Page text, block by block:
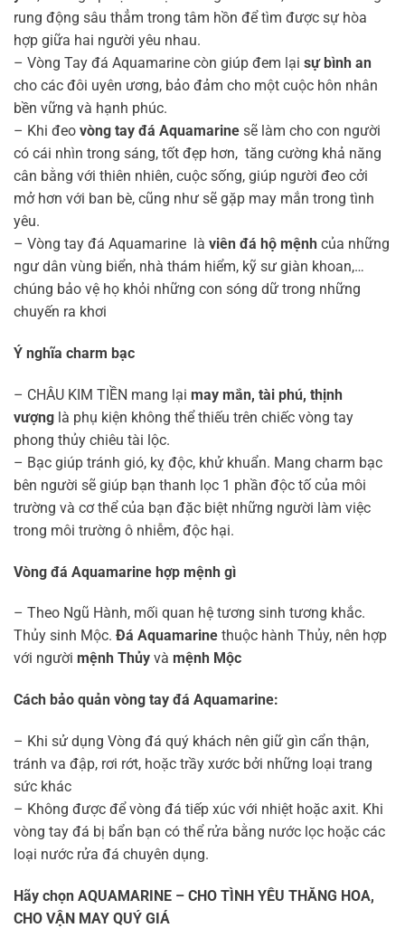
rung động sâu thẳm trong tâm hồn để tìm được sự hòa
hợp giữa hai người yêu nhau.
– Vòng Tay đá Aquamarine còn giúp đem lại sự bình an
cho các đôi uyên ương, bảo đảm cho một cuộc hôn nhân
bền vững và hạnh phúc.
– Khi đeo vòng tay đá Aquamarine sẽ làm cho con người
có cái nhìn trong sáng, tốt đẹp hơn, tăng cường khả năng
cân bằng với thiên nhiên, cuộc sống, giúp người đeo cởi
mở hơn với ban bè, cũng như sẽ gặp may mắn trong tình
yêu.
– Vòng tay đá Aquamarine là viên đá hộ mệnh của những
ngư dân vùng biển, nhà thám hiểm, kỹ sư giàn khoan,…
chúng bảo vệ họ khỏi những con sóng dữ trong những
chuyến ra khơi
Ý nghĩa charm bạc
– CHÂU KIM TIỀN mang lại may mắn, tài phú, thịnh
vượng là phụ kiện không thể thiếu trên chiếc vòng tay
phong thủy chiêu tài lộc.
– Bạc giúp tránh gió, kỵ độc, khử khuẩn. Mang charm bạc
bên người sẽ giúp bạn thanh lọc 1 phần độc tố của môi
trường và cơ thể của bạn đặc biệt những người làm việc
trong môi trường ô nhiễm, độc hại.
Vòng đá Aquamarine hợp mệnh gì
– Theo Ngũ Hành, mối quan hệ tương sinh tương khắc.
Thủy sinh Mộc. Đá Aquamarine thuộc hành Thủy, nên hợp
với người mệnh Thủy và mệnh Mộc
Cách bảo quản vòng tay đá Aquamarine:
– Khi sử dụng Vòng đá quý khách nên giữ gìn cẩn thận,
tránh va đập, rơi rớt, hoặc trầy xước bởi những loại trang
sức khác
– Không được để vòng đá tiếp xúc với nhiệt hoặc axit. Khi
vòng tay đá bị bẩn bạn có thể rửa bằng nước lọc hoặc các
loại nước rửa đá chuyên dụng.
Hãy chọn AQUAMARINE – CHO TÌNH YÊU THĂNG HOA,
CHO VẬN MAY QUÝ GIÁ